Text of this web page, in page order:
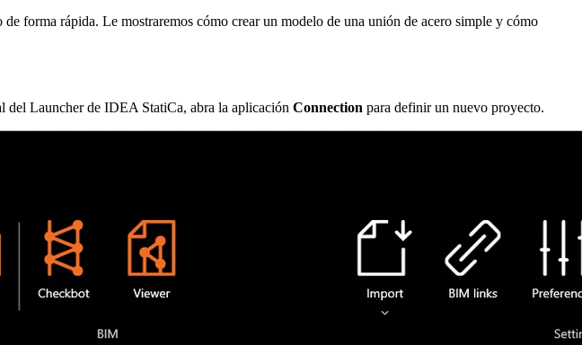
forma rápida. Le mostraremos cómo crear un modelo de una unión de acero simple y cómo
del Launcher de IDEA StatiCa, abra la aplicación Connection para definir un nuevo proyecto.